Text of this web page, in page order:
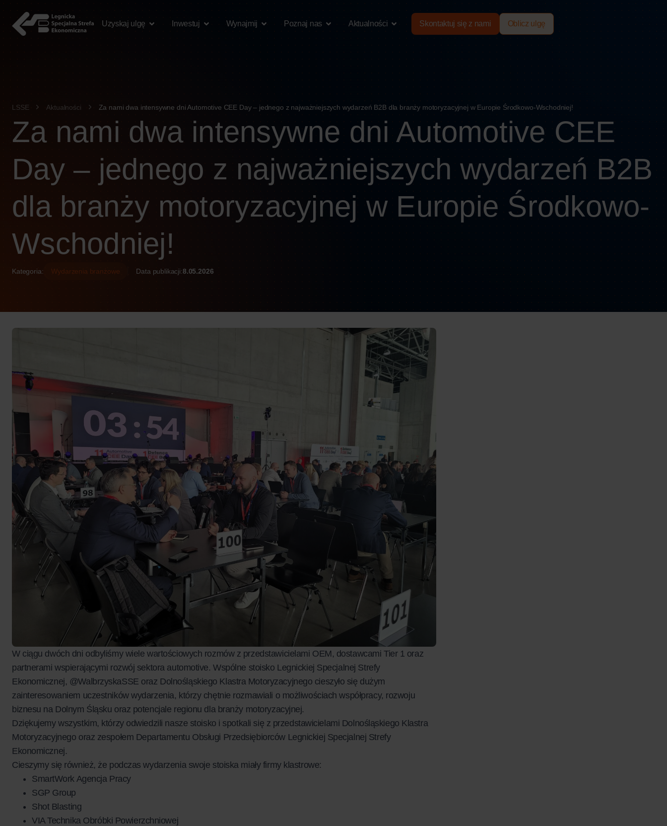
Uzyskaj ulgę
Inwestuj Wynajmij Poznaj nas Aktualności Skontaktuj się z nami Oblicz ulgę
LSSE Aktualności Za nami dwa intensywne dni Automotive CEE Day – jednego z najważniejszych wydarzeń B2B dla branży motoryzacyjnej w Europie Środkowo-Wschodniej!
Za nami dwa intensywne dni Automotive CEE
Day – jednego z najważniejszych wydarzeń B2B
dla branży motoryzacyjnej w Europie Środkowo-
Wschodniej!
Kategoria: Wydarzenia branżowe Data publikacji:8.05.2026
W ciągu dwóch dni odbyliśmy wiele wartościowych rozmów z przedstawicielami OEM, dostawcami Tier 1 oraz
partnerami wspierającymi rozwój sektora automotive. Wspólne stoisko Legnickiej Specjalnej Strefy
Ekonomicznej, @WalbrzyskaSSE oraz Dolnośląskiego Klastra Motoryzacyjnego cieszyło się dużym
zainteresowaniem uczestników wydarzenia, którzy chętnie rozmawiali o możliwościach współpracy, rozwoju
biznesu na Dolnym Śląsku oraz potencjale regionu dla branży motoryzacyjnej.
Dziękujemy wszystkim, którzy odwiedzili nasze stoisko i spotkali się z przedstawicielami Dolnośląskiego Klastra
Motoryzacyjnego oraz zespołem Departamentu Obsługi Przedsiębiorców Legnickiej Specjalnej Strefy
Ekonomicznej.
Cieszymy się również, że podczas wydarzenia swoje stoiska miały firmy klastrowe:
SmartWork Agencja Pracy
SGP Group
Shot Blasting
VIA Technika Obróbki Powierzchniowej